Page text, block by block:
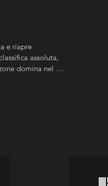
e riapre
assoluta,
domina nel